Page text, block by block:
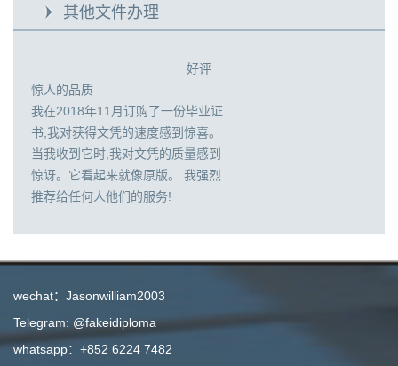
其他文件办理
好评
惊人的品质
我在2018年11月订购了一份毕业证
书,我对获得文凭的速度感到惊喜。
当我收到它时,我对文凭的质量感到
惊讶。它看起来就像原版。 我强烈
推荐给任何人他们的服务!
wechat：Jasonwilliam2003
Telegram: @fakeidiploma
whatsapp：+852 6224 7482